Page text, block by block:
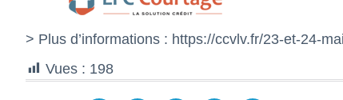
> Plus d’informations : https://ccvlv.fr/23-et-24-
Vues : 198